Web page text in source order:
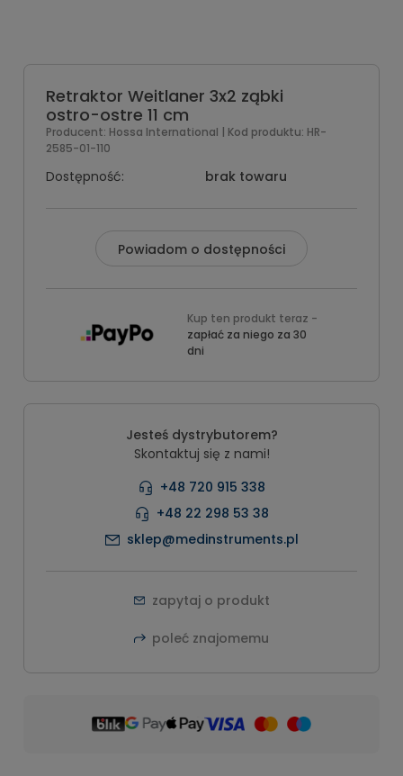
Retraktor Weitlaner 3x2 ząbki
ostro-ostre 11 cm
Producent: Hossa International | Kod produktu: HR-
2585-01-110
Dostępność: brak towaru
Powiadom o dostępności
Kup ten produkt teraz -
zapłać za niego za 30
dni
Jesteś dystrybutorem?
Skontaktuj się z nami!
+48 720 915 338
+48 22 298 53 38
sklep@medinstruments.pl
zapytaj o produkt
poleć znajomemu